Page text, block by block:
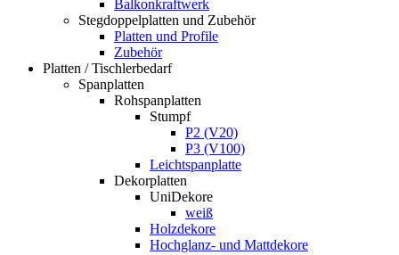
Balkonkraftwerk
Stegdoppelplatten und Zubehör
Platten und Profile
Zubehör
Platten / Tischlerbedarf
Spanplatten
Rohspanplatten
Stumpf
P2 (V20)
P3 (V100)
Leichtspanplatte
Dekorplatten
UniDekore
weiß
Holzdekore
Hochglanz- und Mattdekore